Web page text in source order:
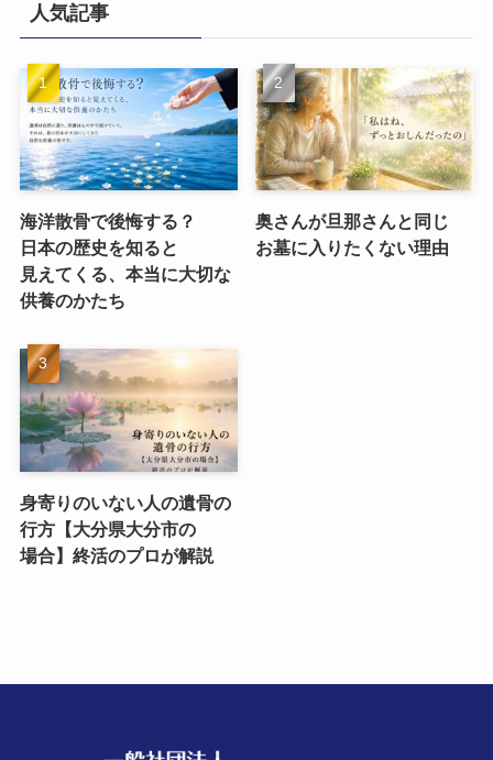
人気記事
海洋散骨で​後悔する？​
日本の​歴史を​知ると​
見えてくる、​本当に​大切な​
供養のかたち
奥さんが​旦那さんと​同じ​
お墓に​入りたくない​理由
身寄りのいない​人の​遺骨の​
行方​【大分県大分市の​
場合】終活の​プロが​解説